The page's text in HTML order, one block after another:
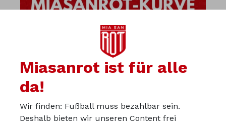
Miasanrot ist für alle
da!
Wir finden: Fußball muss bezahlbar sein.
Deshalb bieten wir unseren Content frei